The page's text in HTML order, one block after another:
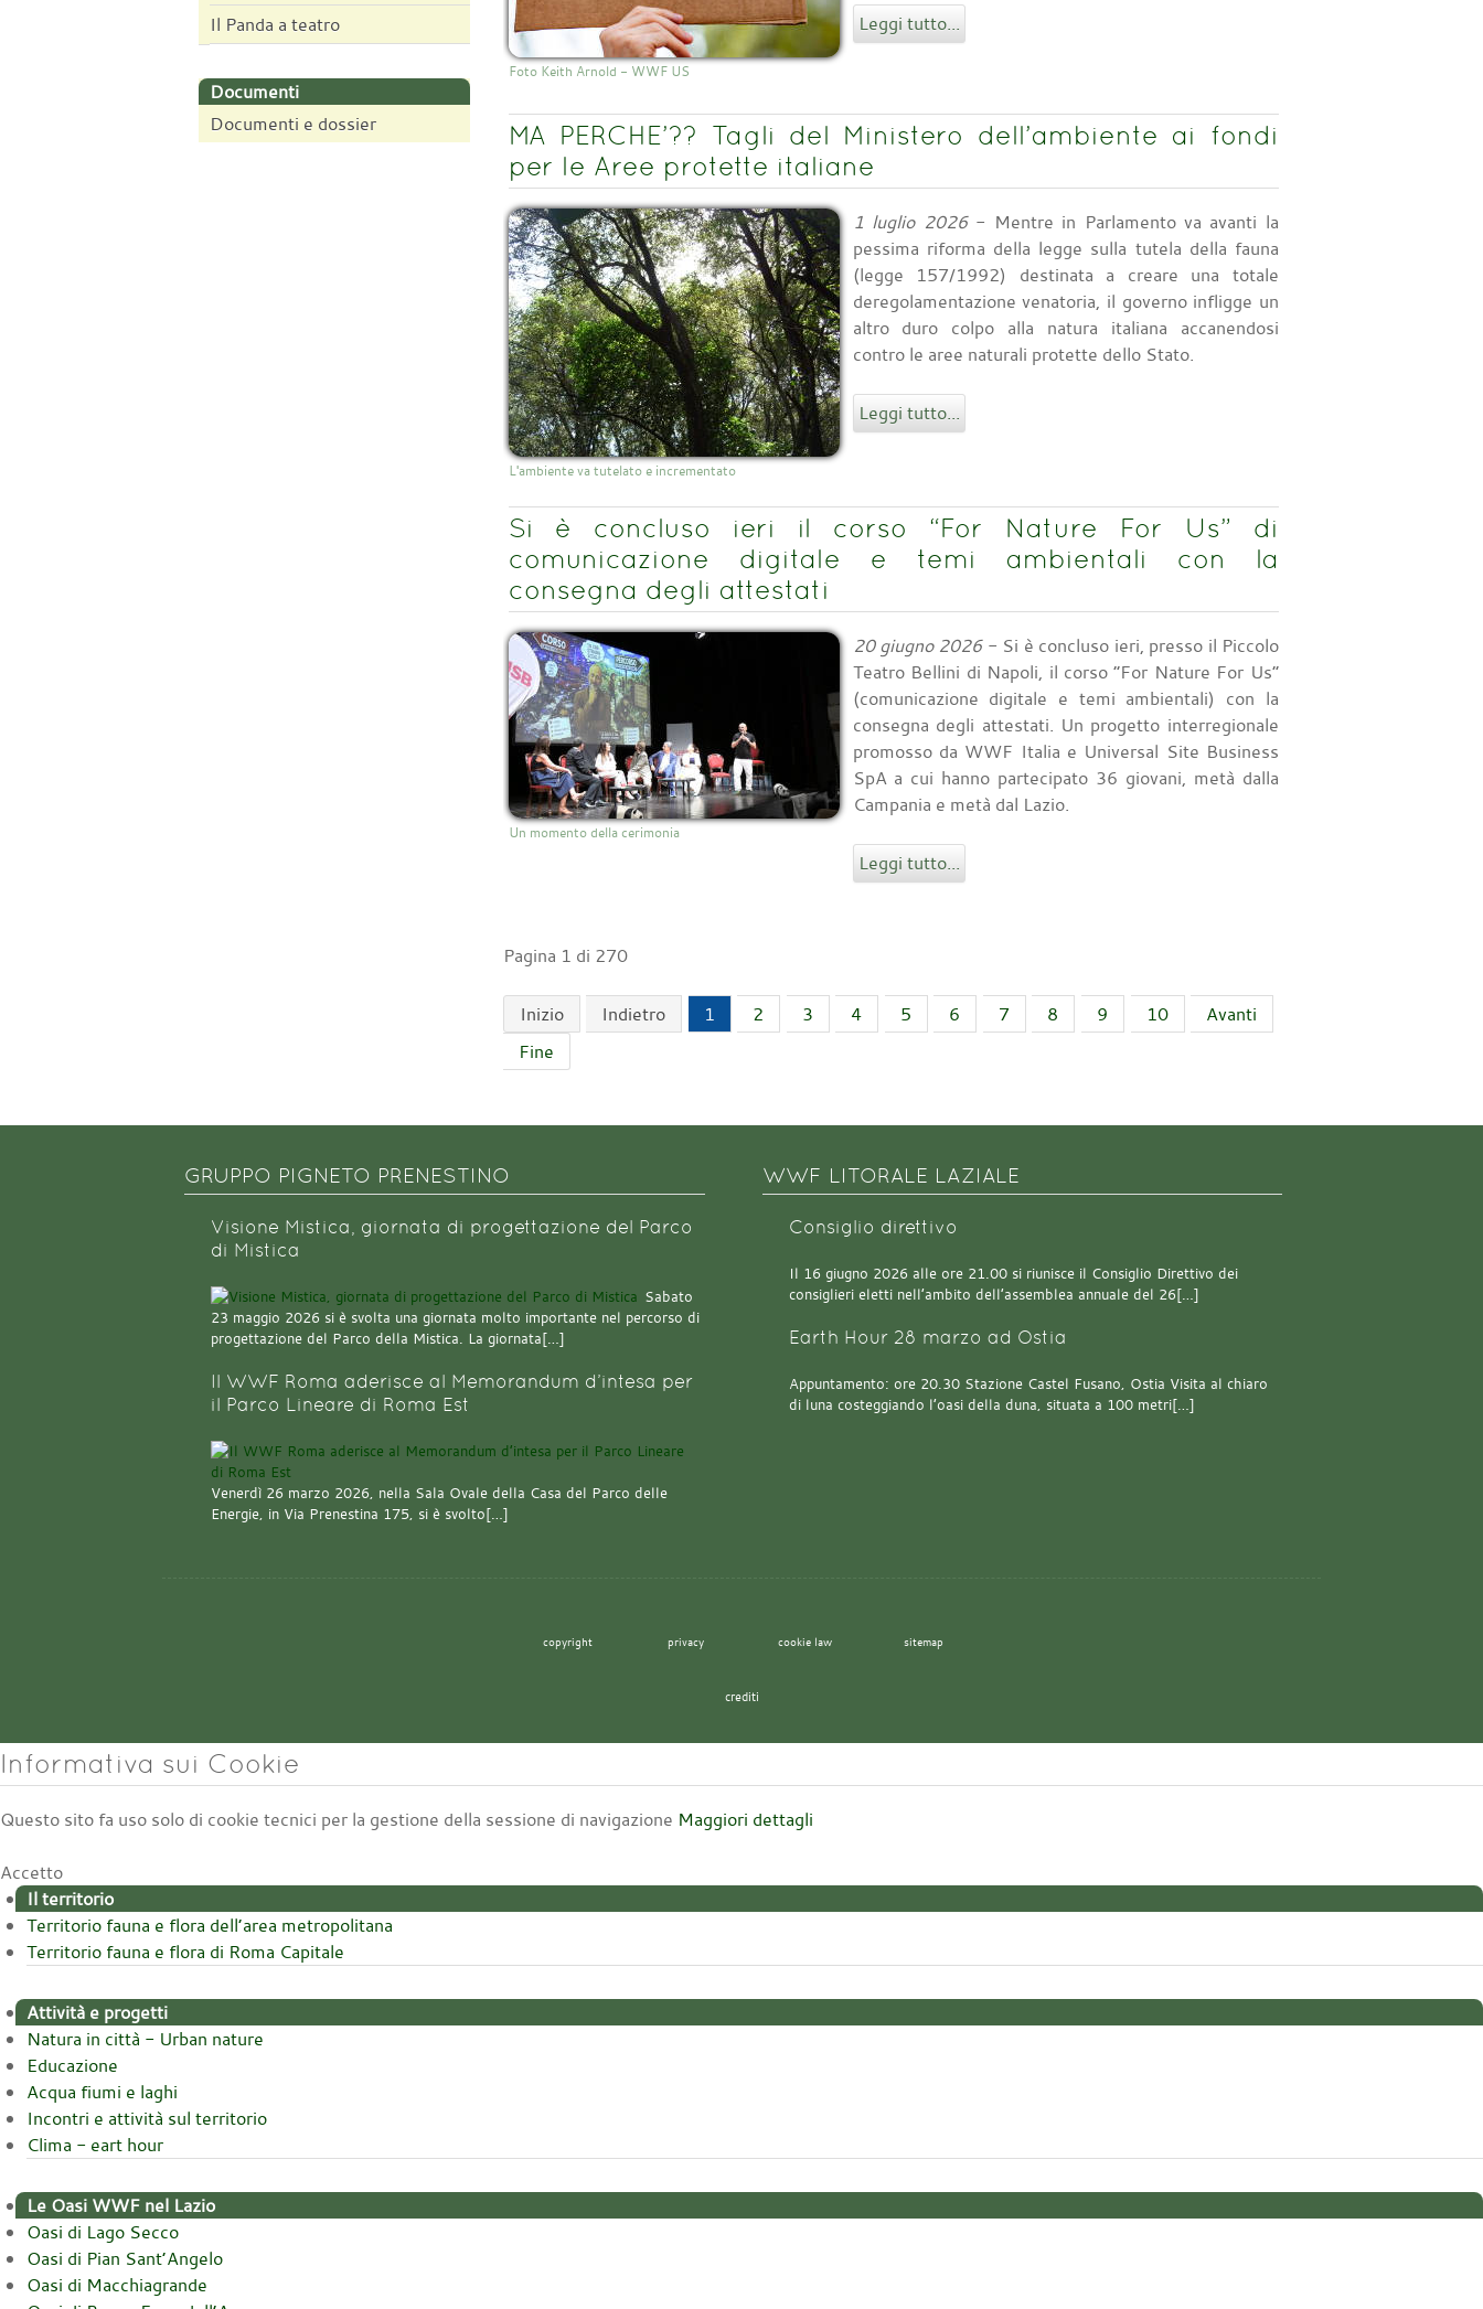
Il Panda a teatro
Documenti
Documenti e dossier
Foto Keith Arnold - WWF US
Leggi tutto...
MA PERCHE’?? Tagli del Ministero dell’ambiente ai fondi
per le Aree protette italiane
L'ambiente va tutelato e incrementato
1 luglio 2026- Mentre in Parlamento va avanti la
pessima riforma della legge sulla tutela della fauna
(legge 157/1992) destinata a creare una totale
deregolamentazione venatoria, il governo infligge un
altro duro colpo alla natura italiana accanendosi
contro le aree naturali protette dello Stato.
Leggi tutto...
Si è concluso ieri il corso “For Nature For Us” di
comunicazione digitale e temi ambientali con la
consegna degli attestati
Un momento della cerimonia
20 giugno 2026- Si è concluso ieri, presso il Piccolo
Teatro Bellini di Napoli, il corso “For Nature For Us”
(comunicazione digitale e temi ambientali) con la
consegna degli attestati. Un progetto interregionale
promosso da WWF Italia e Universal Site Business
SpA a cui hanno partecipato 36 giovani, metà dalla
Campania e metà dal Lazio.
Leggi tutto...
Pagina 1 di 270
Inizio Indietro 1 2 3 4 5 6 7 8 9 10
Avanti
Fine
GRUPPO PIGNETO PRENESTINO
Visione Mistica, giornata di progettazione del Parco
di Mistica
Sabato
23 maggio 2026 si è svolta una giornata molto importante nel percorso di
progettazione del Parco della Mistica. La giornata[…]
Il WWF Roma aderisce al Memorandum d’intesa per
il Parco Lineare di Roma Est
Venerdì 26 marzo 2026, nella Sala Ovale della Casa del Parco delle
Energie, in Via Prenestina 175, si è svolto[…]
WWF LITORALE LAZIALE
Consiglio direttivo
Il 16 giugno 2026 alle ore 21.00 si riunisce il Consiglio Direttivo dei
consiglieri eletti nell’ambito dell’assemblea annuale del 26[…]
Earth Hour 28 marzo ad Ostia
Appuntamento: ore 20.30 Stazione Castel Fusano, Ostia Visita al chiaro
di luna costeggiando l’oasi della duna, situata a 100 metri[…]
copyright privacy cookie law sitemap
crediti
Informativa sui Cookie
Questo sito fa uso solo di cookie tecnici per la gestione della sessione di navigazione Maggiori dettagli
Accetto
Il territorio
Territorio fauna e flora dell’area metropolitana
Territorio fauna e flora di Roma Capitale
Attività e progetti
Natura in città - Urban nature
Educazione
Acqua fiumi e laghi
Incontri e attività sul territorio
Clima - eart hour
Le Oasi WWF nel Lazio
Oasi di Lago Secco
Oasi di Pian Sant’Angelo
Oasi di Macchiagrande